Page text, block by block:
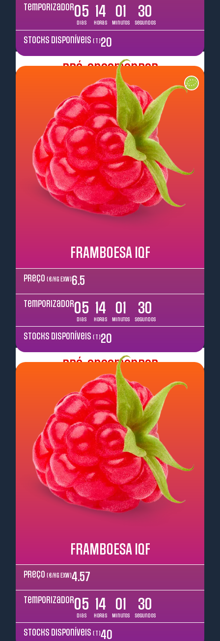
Temporizador05
Dias
14
Horas
01
Minutos
29
Segundos
Stocks disponíveis ( T ) 20
Pré-encomendar
FRAMBOESA IQF
Preço ( €/kg EXW ) 6.5
Temporizador05
Dias
14
Horas
01
Minutos
29
Segundos
Stocks disponíveis ( T ) 20
Pré-encomendar
FRAMBOESA IQF
Preço ( €/kg EXW )4.57
Temporizador05
Dias
14
Horas
01
Minutos
29
Segundos
Stocks disponíveis ( T )40